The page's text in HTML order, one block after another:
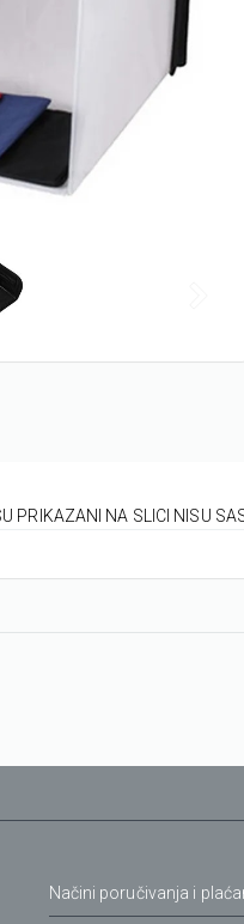
PRIKAZANI NA SLICI NISU
Načini poručivanja i